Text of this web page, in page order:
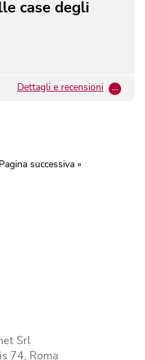
case degli
Dettagli e recensioni …
Pagina successiva »
Srl
74, Roma